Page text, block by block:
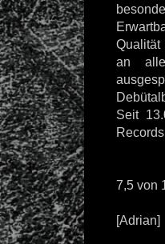
Qualität
an
Seit
7,5 von
[Adrian]